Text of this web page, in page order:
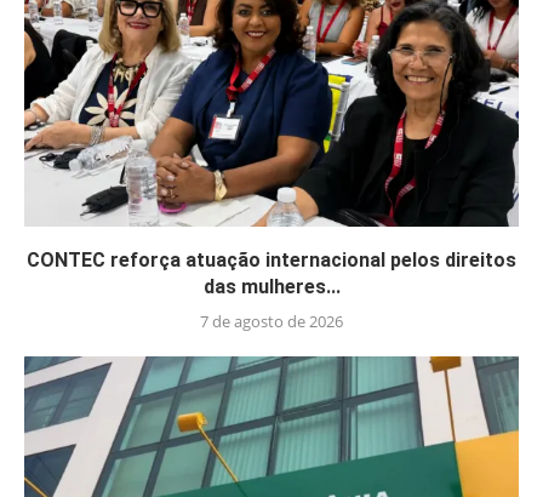
CONTEC reforça atuação internacional pelos direitos
das mulheres...
7 de agosto de 2026